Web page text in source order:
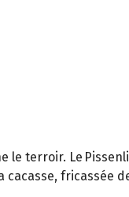
le terroir. Le
cacasse, fricassée